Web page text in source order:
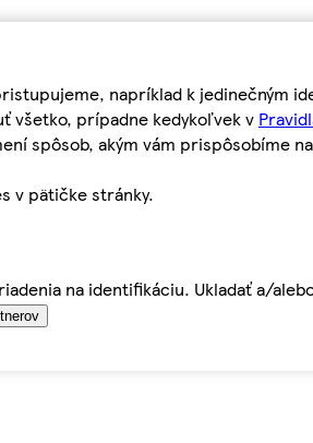
napríklad k jedinečným
všetko, prípadne kedykoľvek v
spôsob, akým vám prispôsobíme
v pätičke stránky.
na identifikáciu. Ukladať a/